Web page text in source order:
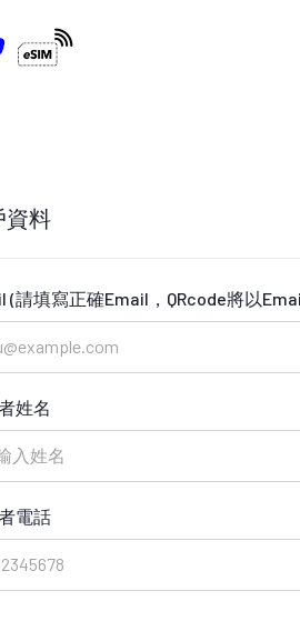
資料
(請填寫正確Email，QRcode將以
姓名
電話